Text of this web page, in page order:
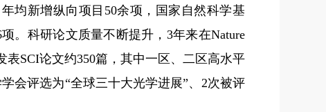
均新增纵向项目 50余项，国家自然科学基
项。科研论文质量不断提升， 3年来在Nature
表SCI论文约350篇，其中一区、二区高水平
会评选为“全球三十大光学进展”、 2次被评